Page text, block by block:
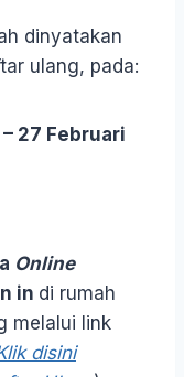
dinyatakan
ulang, pada:
27 Februari
Online
in di rumah
melalui link
disini